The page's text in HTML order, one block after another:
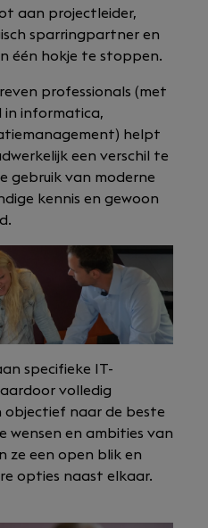
aan projectleider,
sparringpartner en
één hokje te stoppen.
professionals (met
in informatica,
helpt
een verschil te
gebruik van moderne
kennis en gewoon
specifieke IT-
volledig
objectief naar de beste
wensen en ambities van
ze een open blik en
opties naast elkaar.